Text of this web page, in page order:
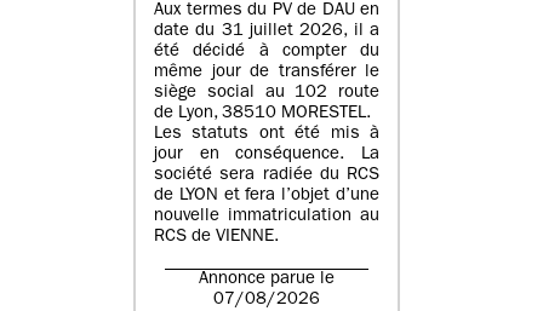
Aux termes du PV de DAU en
date du 31 juillet 2026, il a
été décidé à compter du
même jour de transférer le
siège social au 102 route
de Lyon, 38510 MORESTEL.
Les statuts ont été mis à
jour en conséquence. La
société sera radiée du RCS
de LYON et fera l’objet d’une
nouvelle immatriculation au
RCS de VIENNE.
Annonce parue le
07/08/2026